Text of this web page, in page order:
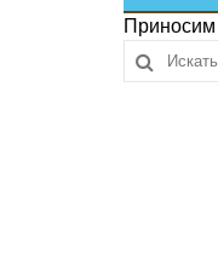
Приносим